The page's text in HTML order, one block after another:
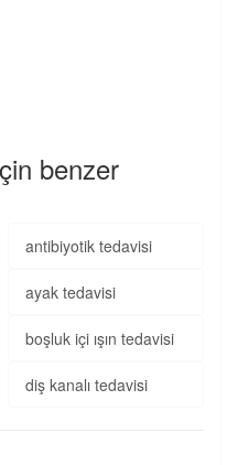
benzer
antibiyotik tedavisi
ayak tedavisi
boşluk içi ışın tedavisi
diş kanalı tedavisi